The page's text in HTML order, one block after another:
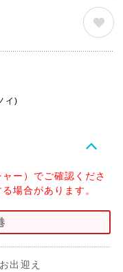
イ)
ー）でご確認くださ
場合があります。
出迎え